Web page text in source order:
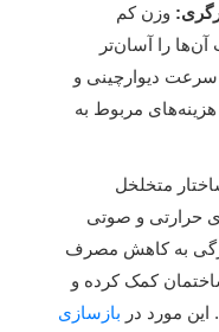
وزن کم
را آسان‌تر
دیوارچینی و
مربوط به
متخلخل
حرارتی و صوتی
به کاهش مصرف
کمک کرده و
مورد در بازسازی